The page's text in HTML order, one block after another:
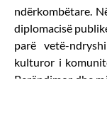
ndërkombëtare.
diplomacisë
parë vetë-
kulturor i
Perëndimor dhe